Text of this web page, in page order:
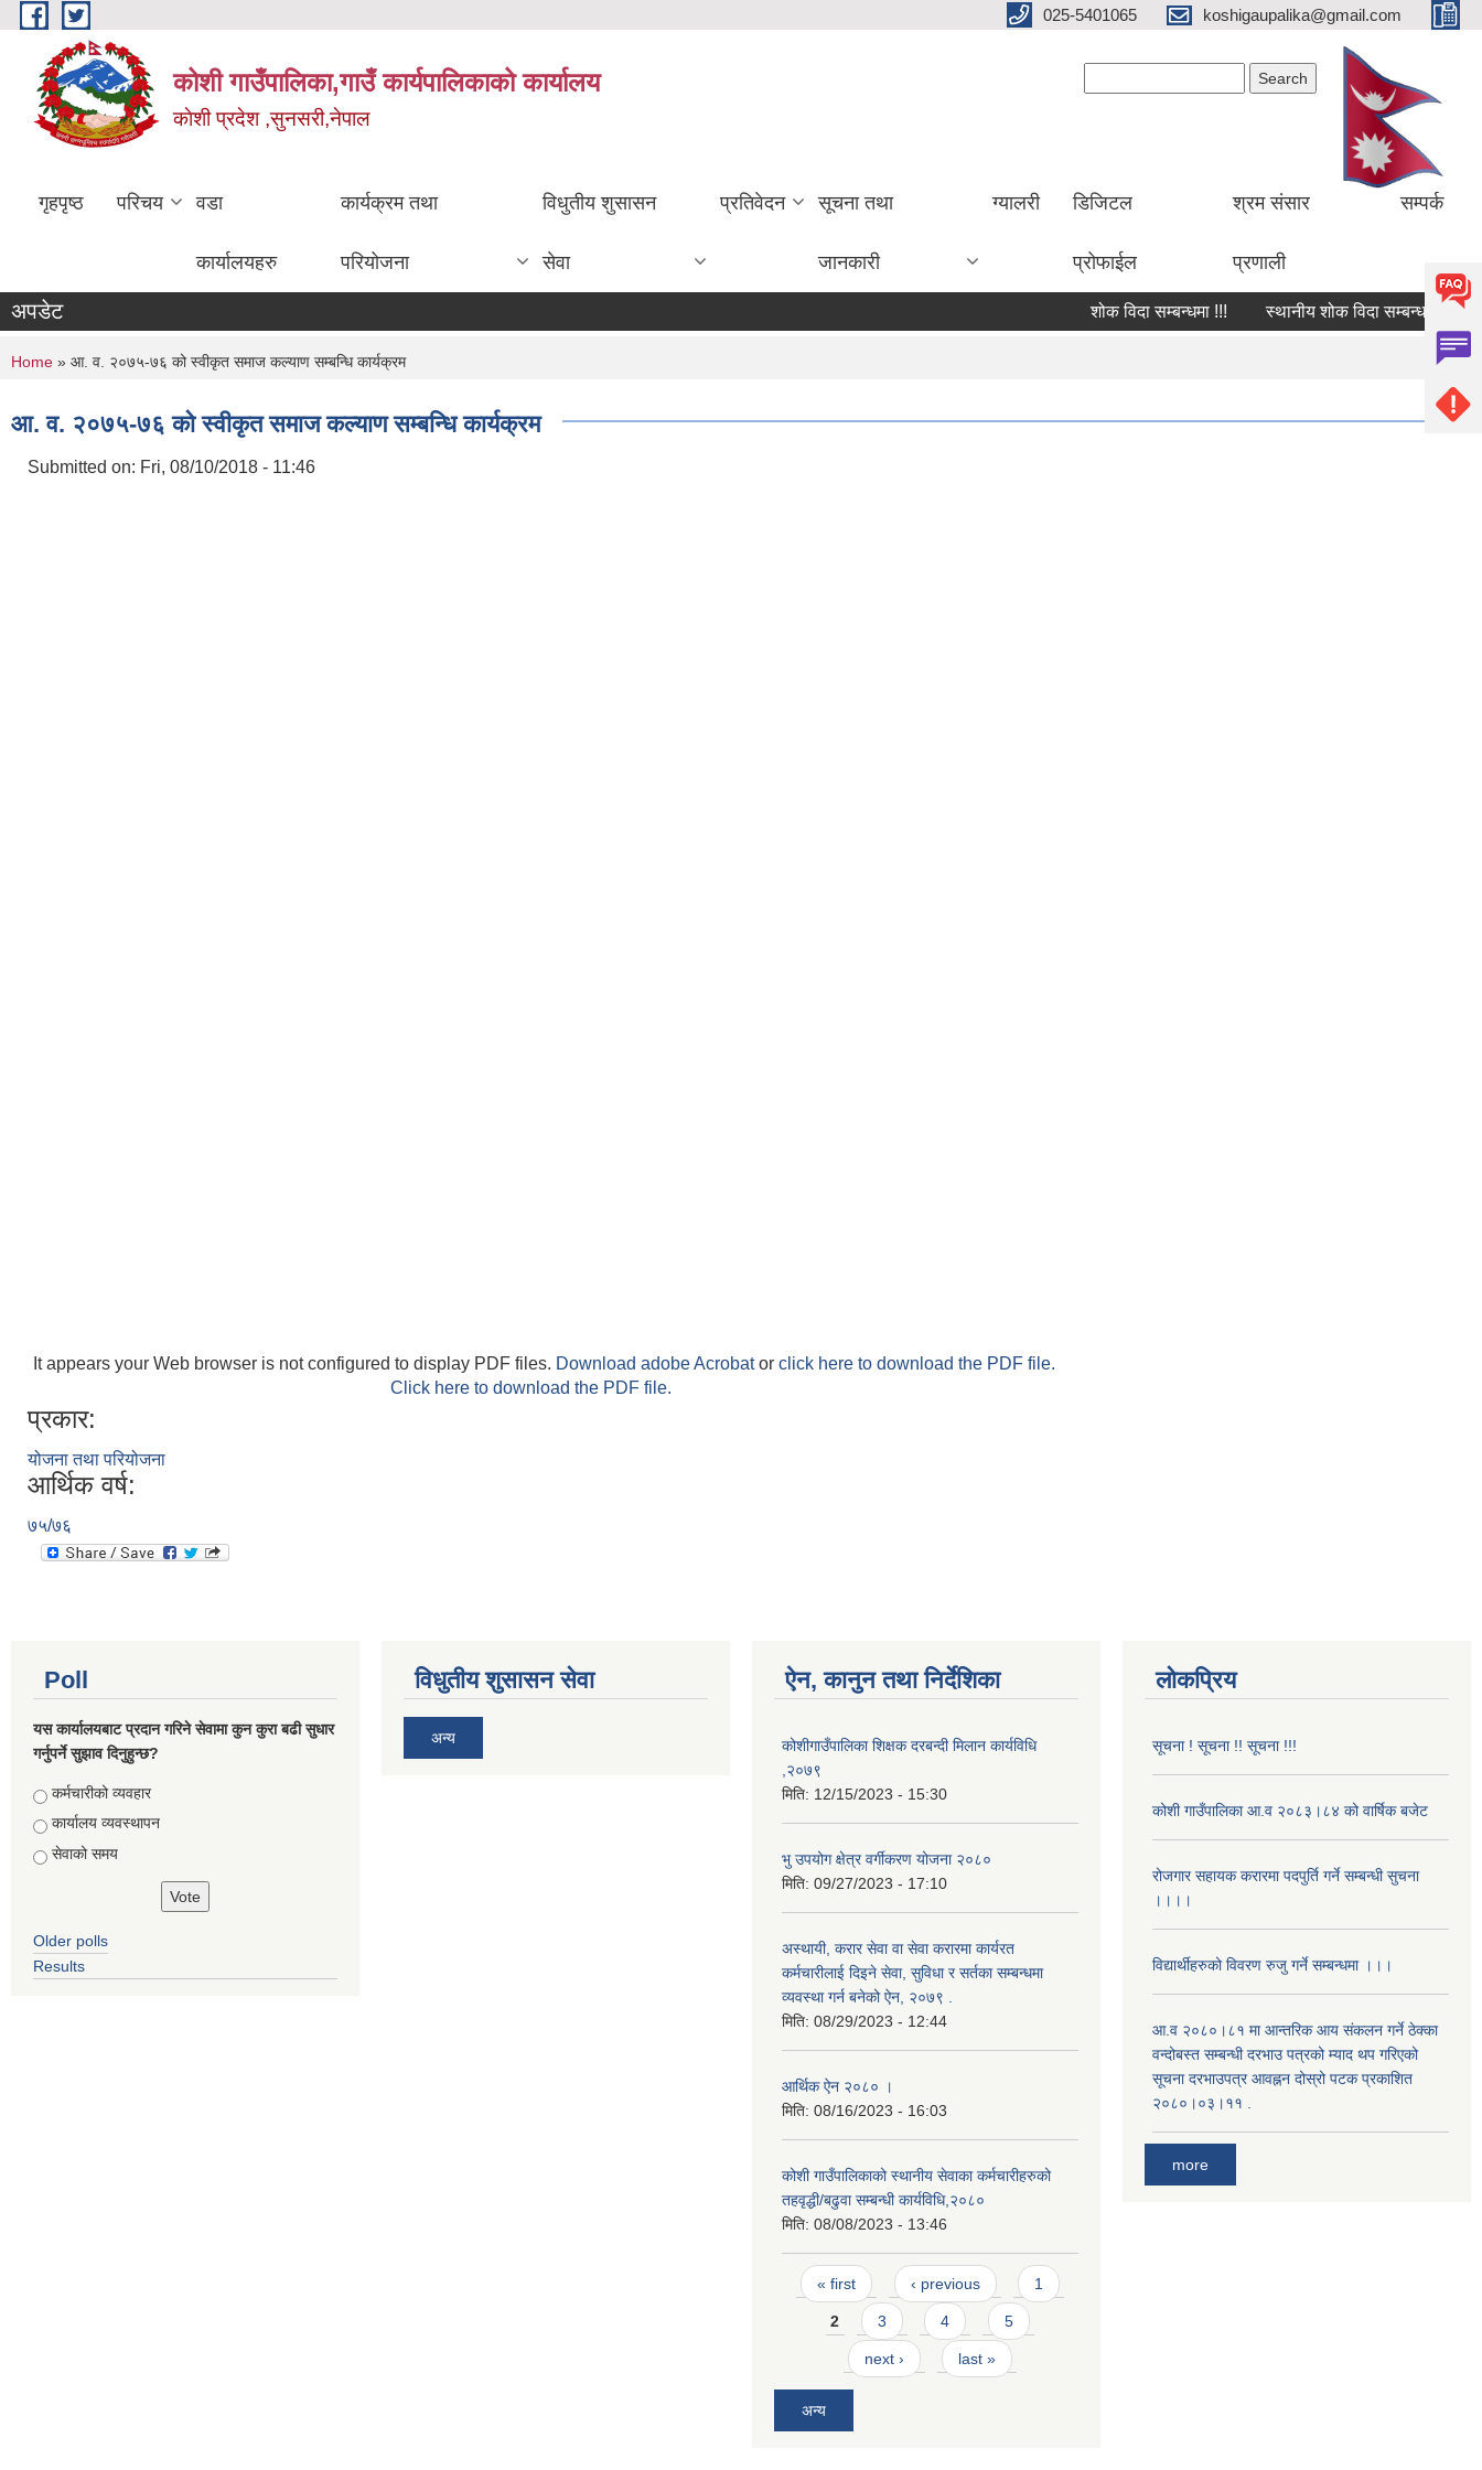
Skip to main content 025-5401065 koshigaupalika@gmail.com
कोशी गाउँपालिका,गाउँ कार्यपालिकाको कार्यालय
काेशी प्रदेश ,सुनसरी,नेपाल
गृहपृष्ठ परिचय वडा
कार्यालयहरु
कार्यक्रम तथा
परियोजना
विधुतीय शुसासन
सेवा
प्रतिवेदन सूचना तथा
जानकारी
ग्यालरी डिजिटल
प्रोफाईल
श्रम संसार
प्रणाली
सम्पर्क
अपडेट शोक विदा सम्बन्धमा !!! स्थानीय शोक विदा सम्बन्धमा !!!
You are here
Home » आ. व. २०७५-७६ को स्वीकृत समाज कल्याण सम्बन्धि कार्यक्रम
आ. व. २०७५-७६ को स्वीकृत समाज कल्याण सम्बन्धि कार्यक्रम
Submitted on: Fri, 08/10/2018 - 11:46
It appears your Web browser is not configured to display PDF files. Download adobe Acrobator click here to download the PDF file.
Click here to download the PDF file.
प्रकार:
योजना तथा परियोजना
आर्थिक वर्ष:
७५/७६
Poll
यस कार्यालयबाट प्रदान गरिने सेवामा कुन कुरा बढी सुधार
गर्नुपर्ने सुझाव दिनुहुन्छ?
Choices
कर्मचारीको व्यवहार
कार्यालय व्यवस्थापन
सेवाको समय
Older polls
Results
विधुतीय शुसासन सेवा
अन्य
ऐन, कानुन तथा निर्देशिका
कोशीगाउँपालिका शिक्षक दरबन्दी मिलान कार्यविधि
,२०७९
मिति: 12/15/2023 - 15:30
भु उपयोग क्षेत्र वर्गीकरण योजना २०८०
मिति: 09/27/2023 - 17:10
अस्थायी, करार सेवा वा सेवा करारमा कार्यरत
कर्मचारीलाई दिइने सेवा, सुविधा र सर्तका सम्बन्धमा
व्यवस्था गर्न बनेको ऐन, २०७९ ‍.
मिति: 08/29/2023 - 12:44
आर्थिक ऐन २०८० ।
मिति: 08/16/2023 - 16:03
कोशी गाउँपालिकाको स्थानीय सेवाका कर्मचारीहरुको
तहवृद्धी/बढुवा सम्बन्धी कार्यविधि,२०८०
मिति: 08/08/2023 - 13:46
Pages
« first ‹ previous 1
2 3 4 5
next › last »
अन्य
लोकप्रिय
सूचना ! सूचना !! सूचना !!!
कोशी गाउँपालिका आ.व २०८३।८४ को वार्षिक बजेट
रोजगार सहायक करारमा पदपुर्ति गर्ने सम्बन्धी सुचना
।।।।
विद्यार्थीहरुको विवरण रुजु गर्ने सम्बन्धमा ।।।
आ.व २०८०।८१ मा आन्तरिक आय संकलन गर्ने ठेक्का
वन्दोबस्त सम्बन्धी दरभाउ पत्रको म्याद थप गरिएको
सूचना दरभाउपत्र आवह्नन दोस्रो पटक प्रकाशित
२०८०।०३।११ .
more